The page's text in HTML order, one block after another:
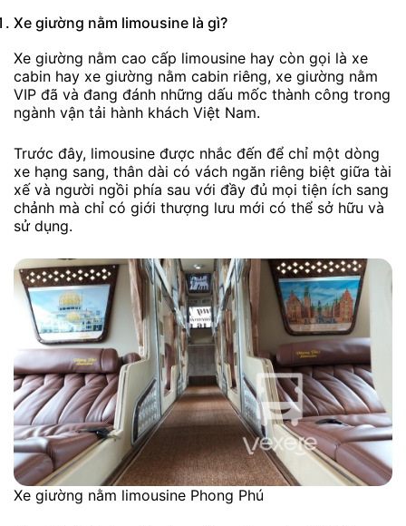
Xe giường nằm limousine là gì?
Xe giường nằm cao cấp limousine hay còn gọi là xe
cabin hay xe giường nằm cabin riêng, xe giường nằm
VIP đã và đang đánh những dấu mốc thành công trong
ngành vận tải hành khách Việt Nam.
Trước đây, limousine được nhắc đến để chỉ một dòng
xe hạng sang, thân dài có vách ngăn riêng biệt giữa tài
xế và người ngồi phía sau với đầy đủ mọi tiện ích sang
chảnh mà chỉ có giới thượng lưu mới có thể sở hữu và
sử dụng.
Xe giường nằm limousine Phong Phú